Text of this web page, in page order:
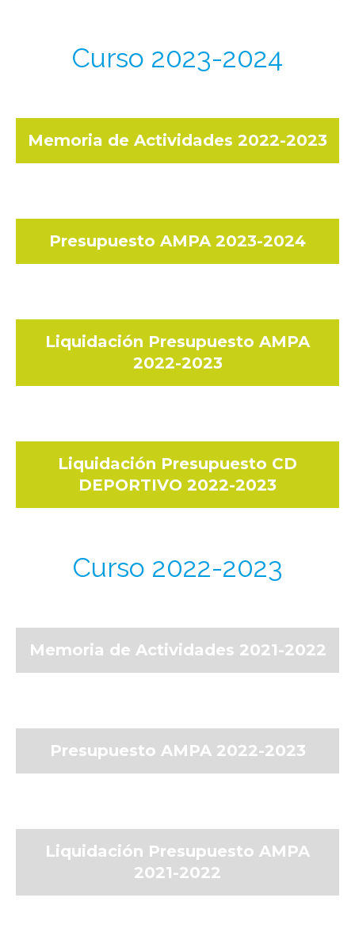
Curso 2023-2024
Memoria de Actividades 2022-2023
Presupuesto AMPA 2023-2024
Liquidación Presupuesto AMPA
2022-2023
Liquidación Presupuesto CD
DEPORTIVO 2022-2023
Curso 2022-2023
Memoria de Actividades 2021-2022
Presupuesto AMPA 2022-2023
Liquidación Presupuesto AMPA
2021-2022